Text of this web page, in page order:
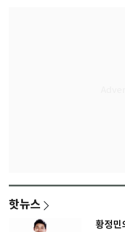
핫뉴스
황정민